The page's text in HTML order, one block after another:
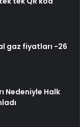
gaz fiyatları -26
Nedeniyle Halk